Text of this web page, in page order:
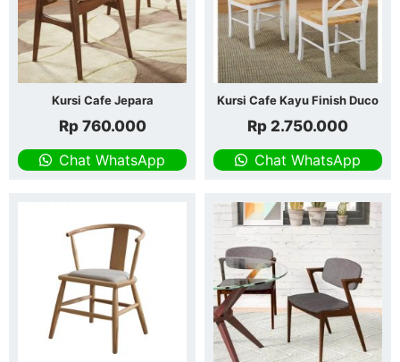
Kursi Cafe Jepara
Rp760.000
Chat WhatsApp
Kursi Cafe Kayu Finish Duco
Rp 2.750.000
Chat WhatsApp